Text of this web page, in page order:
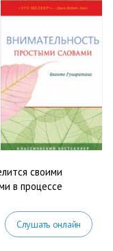
своими
в процессе
Слушать онлайн